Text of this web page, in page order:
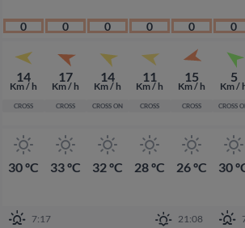
0
14
Km / h
CROSS
30 ºC
0
17
Km / h
CROSS
33 ºC
0
14
Km / h
CROSS ON
32 ºC
0
11
Km / h
CROSS
28 ºC
0
15
Km / h
CROSS
26 ºC
7:17
21:08
0
5
Km /
CROSS
30